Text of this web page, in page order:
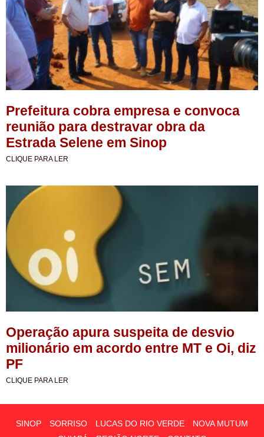
Prefeitura cobra empresa e convoca
reunião para destravar obra da
Estrada Selene em Sinop
CLIQUE PARA LER
Operação apura suspeita de desvio
milionário em acordo entre MT e Oi, diz
PF
CLIQUE PARA LER
SINOP SORRISO LUCAS DO RIO VERDE
NOVA MUTUM